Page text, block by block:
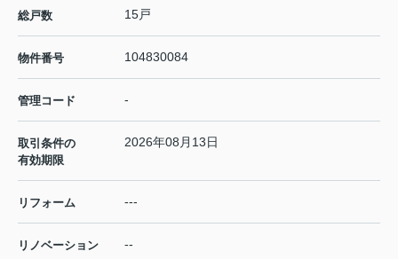
総戸数 15戸
物件番号 104830084
管理コード -
取引条件の
有効期限
2026年08月13日
リフォーム ---
リノベーション --